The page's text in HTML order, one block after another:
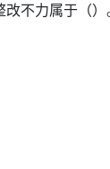
不力属于（）